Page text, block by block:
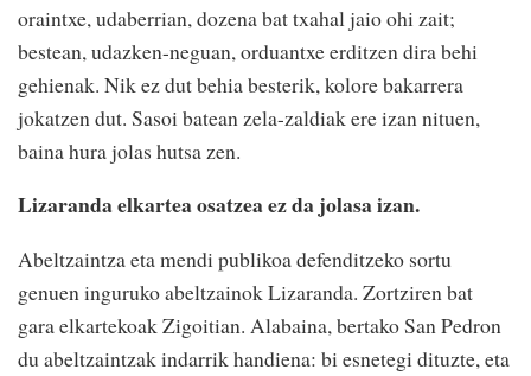
oraintxe, udaberrian, dozena bat txahal jaio ohi zait;
bestean, udazken-neguan, orduantxe erditzen dira behi
gehienak. Nik ez dut behia besterik, kolore bakarrera
jokatzen dut. Sasoi batean zela-zaldiak ere izan nituen,
baina hura jolas hutsa zen.
Lizaranda elkartea osatzea ez da jolasa izan.
Abeltzaintza eta mendi publikoa defenditzeko sortu
genuen inguruko abeltzainok Lizaranda. Zortziren bat
gara elkartekoak Zigoitian. Alabaina, bertako San Pedron
du abeltzaintzak indarrik handiena: bi esnetegi dituzte, eta